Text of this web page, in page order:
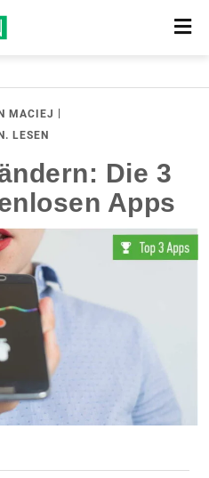
MACIEJ
LESEN
Die 3
Apps